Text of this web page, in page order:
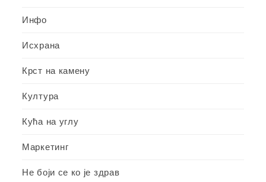
Инфо
Исхрана
Крст на камену
Култура
Кућа на углу
Маркетинг
Не боји се ко је здрав